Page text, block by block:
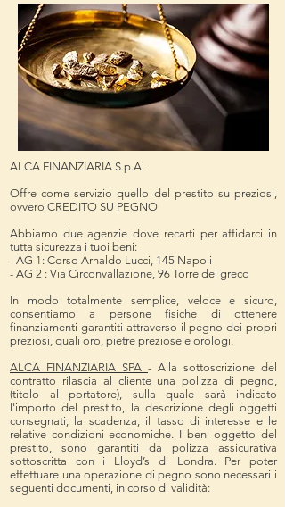
ALCA FINANZIARIA S.p.A.
Offre come servizio quello del prestito su preziosi,
ovvero CREDITO SU PEGNO
Abbiamo due agenzie dove recarti per affidarci in
tutta sicurezza i tuoi beni:
- AG 1: Corso Arnaldo Lucci, 145 Napoli
- AG 2 : Via Circonvallazione, 96 Torre del greco
In modo totalmente semplice, veloce e sicuro,
consentiamo a persone fisiche di ottenere
finanziamenti garantiti attraverso il pegno dei propri
preziosi, quali oro, pietre preziose e orologi.
ALCA FINANZIARIA SPA - Alla sottoscrizione del
contratto rilascia al cliente una polizza di pegno,
(titolo al portatore), sulla quale sarà indicato
l'importo del prestito, la descrizione degli oggetti
consegnati, la scadenza, il tasso di interesse e le
relative condizioni economiche. I beni oggetto del
prestito, sono garantiti da polizza assicurativa
sottoscritta con i Lloyd’s di Londra. Per poter
effettuare una operazione di pegno sono necessari i
seguenti documenti, in corso di validità: